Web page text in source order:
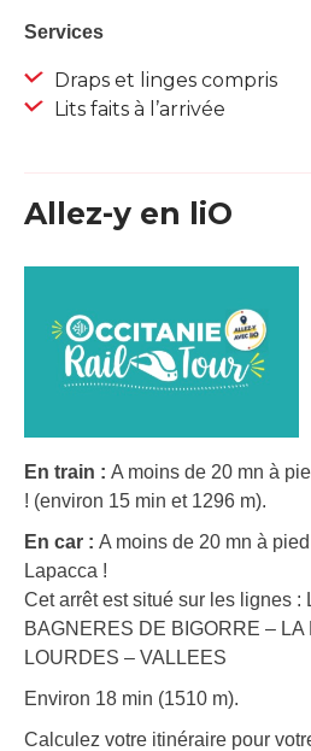
Services
Draps et linges compris
Lits faits à l’arrivée
Allez-y en liO
En train : A moins de 20 mn à
! (environ 15 min et 1296 m).
En car : A moins de 20 mn à
Lapacca !
Cet arrêt est situé sur les lignes :
BAGNERES DE BIGORRE – LA
LOURDES – VALLEES
Environ 18 min (1510 m).
Calculez votre itinéraire pour